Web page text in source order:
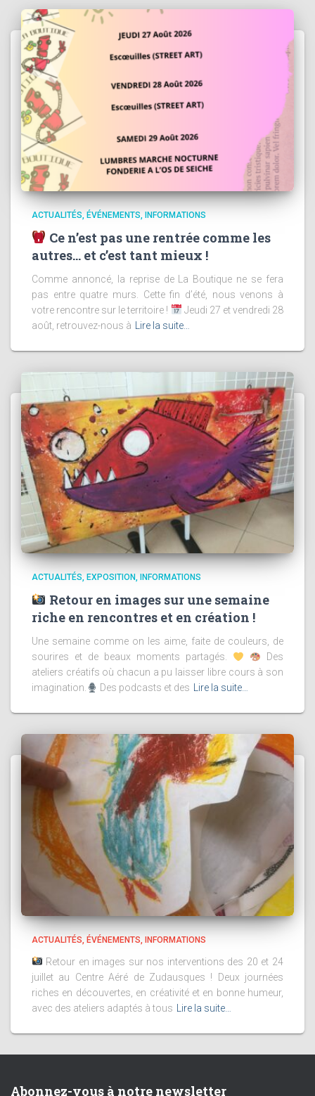
ACTUALITÉS ÉVÉNEMENTS INFORMATIONS
Ce n’est pas une rentrée comme les
autres… et c’est tant mieux !
Comme annoncé, la reprise de La Boutique ne se fera
pas entre quatre murs. Cette fin d’été, nous venons à
votre rencontre sur le territoire !
Jeudi 27 et vendredi 28
août, retrouvez-nous à
Lire la suite…
ACTUALITÉS EXPOSITION INFORMATIONS
Retour en images sur une semaine
riche en rencontres et en création !
Une semaine comme on les aime, faite de couleurs, de
sourires et de beaux moments partagés.
Des
ateliers créatifs où chacun a pu laisser libre cours à son
imagination.
Des podcasts et des Lire la suite…
ACTUALITÉS ÉVÉNEMENTS INFORMATIONS
Retour en images sur nos interventions des 20 et 24
juillet au Centre Aéré de Zudausques ! Deux journées
riches en découvertes, en créativité et en bonne humeur,
avec des ateliers adaptés à tous
Lire la suite…
Abonnez-vous à notre newsletter